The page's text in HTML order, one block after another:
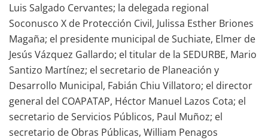
Luis Salgado Cervantes; la delegada regional
Soconusco X de Protección Civil, Julissa Esther Briones
Magaña; el presidente municipal de Suchiate, Elmer de
Jesús Vázquez Gallardo; el titular de la SEDURBE, Mario
Santizo Martínez; el secretario de Planeación y
Desarrollo Municipal, Fabián Chiu Villatoro; el director
general del COAPATAP, Héctor Manuel Lazos Cota; el
secretario de Servicios Públicos, Paul Muñoz; el
secretario de Obras Públicas, William Penagos